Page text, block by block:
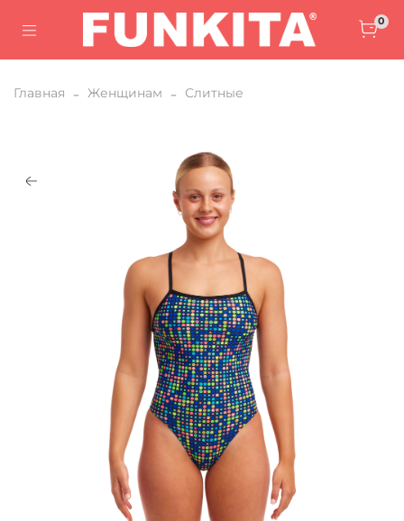
0
Главная Женщинам Слитные